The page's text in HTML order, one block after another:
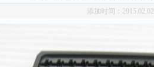
添加时间：2015.02.02